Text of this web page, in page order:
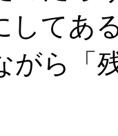
してあ
がら「